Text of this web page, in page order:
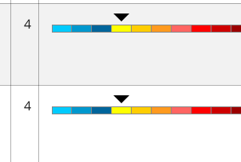
4
4